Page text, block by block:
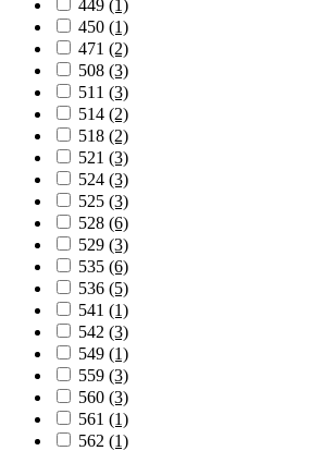
449 (1)
450 (1)
471 (2)
508 (3)
511 (3)
514 (2)
518 (2)
521 (3)
524 (3)
525 (3)
528 (6)
529 (3)
535 (6)
536 (5)
541 (1)
542 (3)
549 (1)
559 (3)
560 (3)
561 (1)
562 (1)